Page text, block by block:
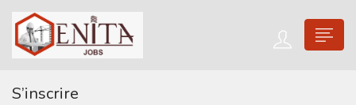
S’inscrire